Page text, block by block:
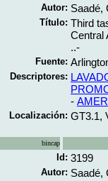
Autor: Saadé,
Título: Third
Central
..-
Fuente:
Descriptores:
-
Localización: GT3.1,
bincap
Id: 3199
Autor: Saadé,